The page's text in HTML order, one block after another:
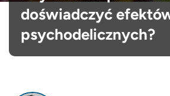
doświadczyć
psychodelicznych?